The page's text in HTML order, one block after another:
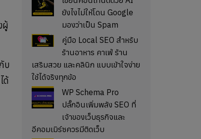
ผู้
บ
ด้
ยังไงไม่ให้โดน Google
มองว่าเป็น Spam
คู่มือ Local SEO สำหรับ
ร้านอาหาร คาเฟ่ ร้าน
เสริมสวย และคลินิก แบบเข้าใจง่าย
ใช้ได้จริงทุกข้อ
WP Schema Pro
ปลั๊กอินเพิ่มพลัง SEO ที่
เจ้าของเว็บธุรกิจและ
อีคอมเมิร์ซควรมีติดเว็บ